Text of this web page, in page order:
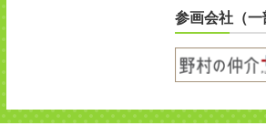
参画会社（一